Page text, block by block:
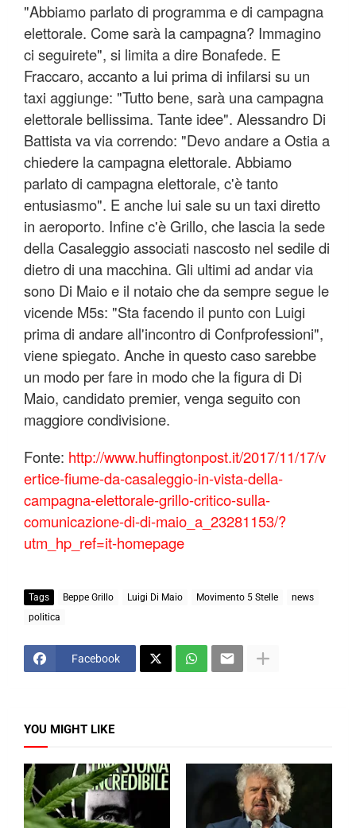
"Abbiamo parlato di programma e di campagna
elettorale. Come sarà la campagna? Immagino
ci seguirete", si limita a dire Bonafede. E
Fraccaro, accanto a lui prima di infilarsi su un
taxi aggiunge: "Tutto bene, sarà una campagna
elettorale bellissima. Tante idee". Alessandro Di
Battista va via correndo: "Devo andare a Ostia a
chiedere la campagna elettorale. Abbiamo
parlato di campagna elettorale, c'è tanto
entusiasmo". E anche lui sale su un taxi diretto
in aeroporto. Infine c'è Grillo, che lascia la sede
della Casaleggio associati nascosto nel sedile di
dietro di una macchina. Gli ultimi ad andar via
sono Di Maio e il notaio che da sempre segue le
vicende M5s: "Sta facendo il punto con Luigi
prima di andare all'incontro di Confprofessioni",
viene spiegato. Anche in questo caso sarebbe
un modo per fare in modo che la figura di Di
Maio, candidato premier, venga seguito con
maggiore condivisione.
Fonte: http://www.huffingtonpost.it/2017/11/17/v
ertice-fiume-da-casaleggio-in-vista-della-
campagna-elettorale-grillo-critico-sulla-
comunicazione-di-di-maio_a_23281153/?
utm_hp_ref=it-homepage
Tags Beppe Grillo Luigi Di Maio Movimento 5 Stelle
news
politica
Facebook
YOU MIGHT LIKE